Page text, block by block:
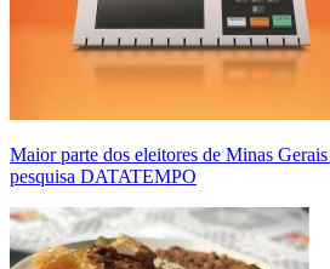
Maior parte dos eleitores de Minas
pesquisa DATATEMPO